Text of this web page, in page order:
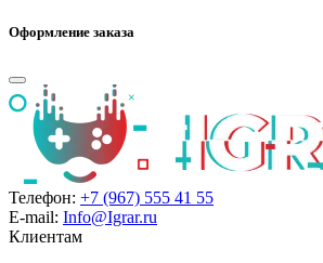
Оформление заказа
Телефон: +7 (967) 555 41 55
E-mail: Info@Igrar.ru
Клиентам